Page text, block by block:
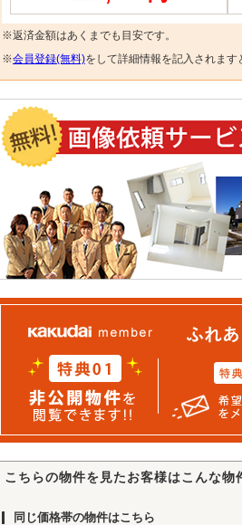
※返済金額はあくまでも目安です。
※会員登録(無料)をして詳細情報を記入されま
こちらの物件を見たお客様はこんな
同じ価格帯の物件はこちら